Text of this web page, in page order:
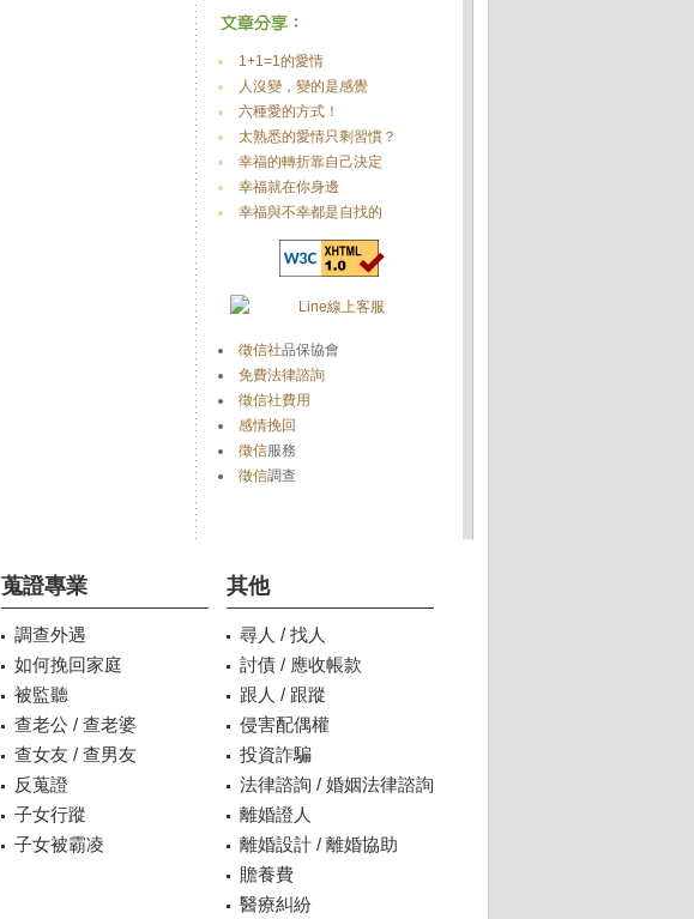
1+1=1的愛情
人沒變，變的是感覺
六種愛的方式！
太熟悉的愛情只剩習慣？
幸福的轉折靠自己決定
幸福就在你身邊
幸福與不幸都是自找的
徵信社品保協會
免費法律諮詢
徵信社費用
感情挽回
徵信服務
徵信調查
蒐證專業
調查外遇
如何挽回家庭
被監聽
查老公 / 查老婆
查女友 / 查男友
反蒐證
子女行蹤
子女被霸凌
其他
尋人 / 找人
討債 / 應收帳款
跟人 / 跟蹤
侵害配偶權
投資詐騙
法律諮詢 / 婚姻法律諮詢
離婚證人
離婚設計 / 離婚協助
贍養費
醫療糾紛